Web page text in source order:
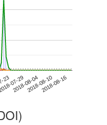
2307-29
2018-08-042018-08-102018-08-16